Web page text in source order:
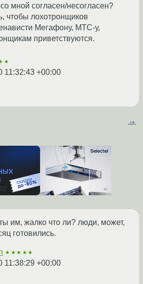
мной согласен/несогласен?
чтобы лохотронщиков
Мегафону, МТС-у,
приветствуются.
11:32:43 +00:00
→
им, жалко что ли? люди, может,
готовились.
★★★★★
11:38:29 +00:00